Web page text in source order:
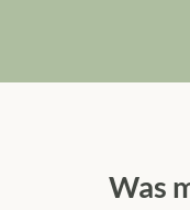
Was